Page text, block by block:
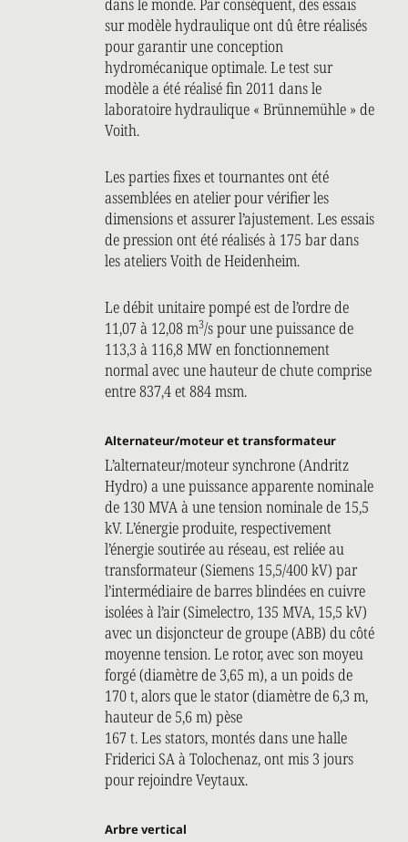
sur modèle hydraulique ont dû être réalisés
pour garantir une conception
hydromécanique optimale. Le test sur
modèle a été réalisé fin 2011 dans le
laboratoire hydraulique « Brünnemühle » de
Voith.
Les parties fixes et tournantes ont été
assemblées en atelier pour vérifier les
dimensions et assurer l’ajustement. Les essais
de pression ont été réalisés à 175 bar dans
les ateliers Voith de Heidenheim.
Le débit unitaire pompé est de l’ordre de
11,07 à 12,08 m3/s pour une puissance de
113,3 à 116,8 MW en fonctionnement
normal avec une hauteur de chute comprise
entre 837,4 et 884 msm.
Alternateur/moteur et transformateur
L’alternateur/moteur synchrone (Andritz
Hydro) a une puissance apparente nominale
de 130 MVA à une tension nominale de 15,5
kV. L’énergie produite, respectivement
l’énergie soutirée au réseau, est reliée au
transformateur (Siemens 15,5/400 kV) par
l’intermédiaire de barres blindées en cuivre
isolées à l’air (Simelectro, 135 MVA, 15,5 kV)
avec un disjoncteur de groupe (ABB) du côté
moyenne tension. Le rotor, avec son moyeu
forgé (diamètre de 3,65 m), a un poids de
170 t, alors que le stator (diamètre de 6,3 m,
hauteur de 5,6 m) pèse
167 t. Les stators, montés dans une halle
Friderici SA à Tolochenaz, ont mis 3 jours
pour rejoindre Veytaux.
Arbre vertical